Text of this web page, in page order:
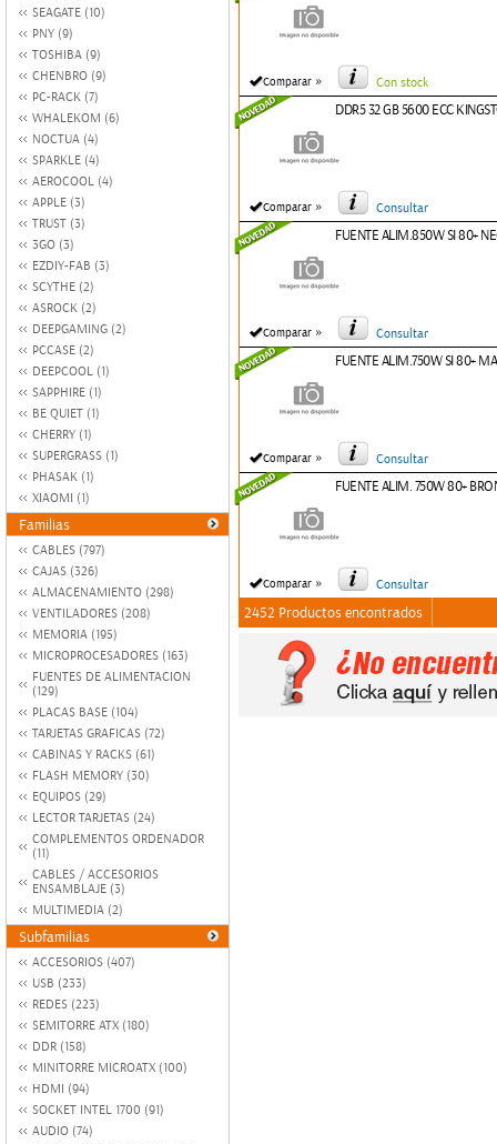
SEAGATE (10)
PNY (9)
TOSHIBA (9)
CHENBRO (9)
PC-RACK (7)
WHALEKOM (6)
NOCTUA (4)
SPARKLE (4)
AEROCOOL (4)
APPLE (3)
TRUST (3)
3GO (3)
EZDIY-FAB (3)
SCYTHE (2)
ASROCK (2)
DEEPGAMING (2)
PCCASE (2)
DEEPCOOL (1)
SAPPHIRE (1)
BE QUIET (1)
CHERRY (1)
SUPERGRASS (1)
PHASAK (1)
XIAOMI (1)
Familias
CABLES (797)
CAJAS (326)
ALMACENAMIENTO (298)
VENTILADORES (208)
MEMORIA (195)
MICROPROCESADORES (163)
FUENTES DE ALIMENTACION
(129)
PLACAS BASE (104)
TARJETAS GRAFICAS (72)
CABINAS Y RACKS (61)
FLASH MEMORY (30)
EQUIPOS (29)
LECTOR TARJETAS (24)
COMPLEMENTOS ORDENADOR
(11)
CABLES / ACCESORIOS
ENSAMBLAJE (3)
MULTIMEDIA (2)
Subfamilias
ACCESORIOS (407)
USB (233)
REDES (223)
SEMITORRE ATX (180)
DDR (158)
MINITORRE MICROATX (100)
HDMI (94)
SOCKET INTEL 1700 (91)
AUDIO (74)
Comparar » Con stock
Comparar »
DDR5 32 GB 5600 ECC
Consultar
Comparar »
FUENTE ALIM.850W SI 80+
Consultar
Comparar »
FUENTE ALIM.750W SI 80+
Consultar
Comparar »
FUENTE ALIM. 750W 80+
Consultar
2452 Productos encontrados